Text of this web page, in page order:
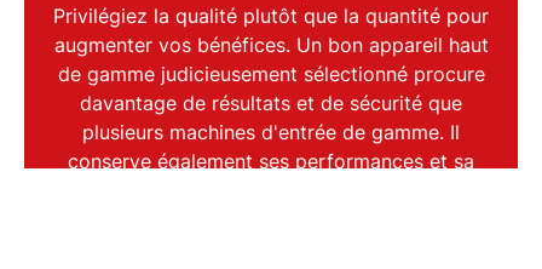
Privilégiez la qualité plutôt que la quantité pour
augmenter vos bénéfices. Un bon appareil haut
de gamme judicieusement sélectionné procure
davantage de résultats et de sécurité que
plusieurs machines d'entrée de gamme. Il
conserve également ses performances et sa